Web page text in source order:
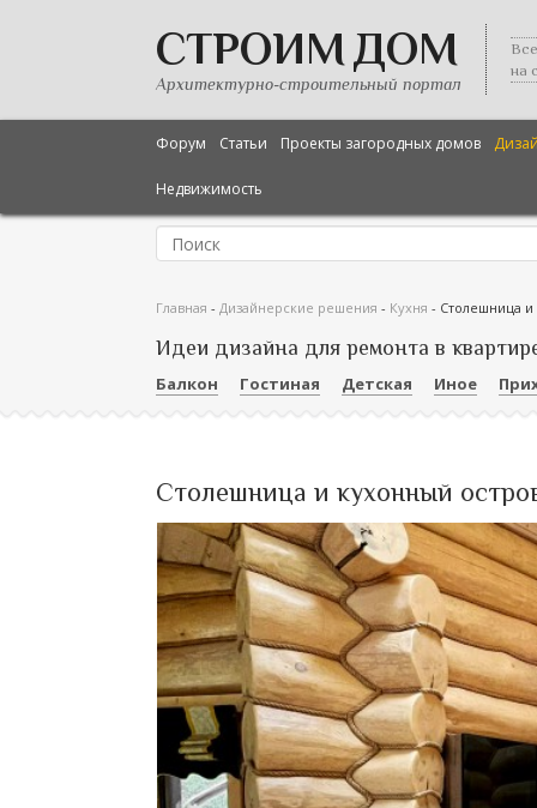
СТРОИМ ДОМ
Архитектурно-строительный портал
на
Форум Статьи Проекты загородных домов
Недвижимость
Главная - Дизайнерские решения - Кухня - Столешница и
Идеи дизайна для ремонта в
Балкон Гостиная Детская Иное
Столешница и кухонный